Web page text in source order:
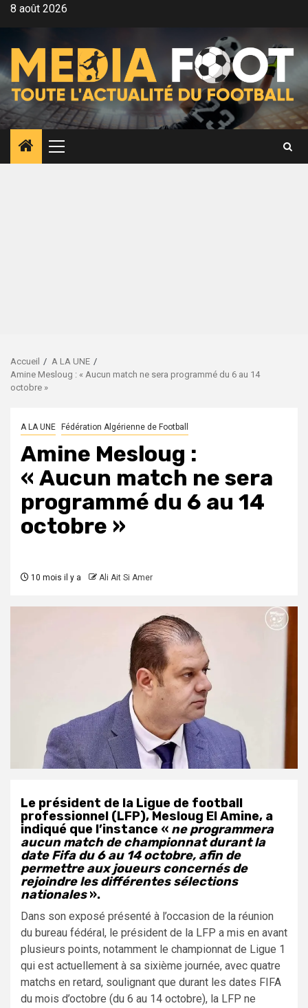
Aller8 août 2026
Menu
principal
Accueil
A LA UNE
Amine Mesloug : « Aucun match ne sera programmé du 6 au 14
octobre »
A LA UNE Fédération Algérienne de Football
Amine Mesloug :
« Aucun match ne sera
programmé du 6 au 14
octobre »
10 mois il y a Ali Ait Si Amer
Le président de la Ligue de football
professionnel (LFP), Mesloug El Amine, a
indiqué que l’instance « ne programmera
aucun match de championnat durant la
date Fifa du 6 au 14 octobre, afin de
permettre aux joueurs concernés de
rejoindre les différentes sélections
nationales».
Dans son exposé présenté à l’occasion de la réunion
du bureau fédéral, le président de la LFP a mis en avant
plusieurs points, notamment le championnat de Ligue 1
qui est actuellement à sa sixième journée, avec quatre
matchs en retard, soulignant que durant les dates FIFA
du mois d’octobre (du 6 au 14 octobre), la LFP ne